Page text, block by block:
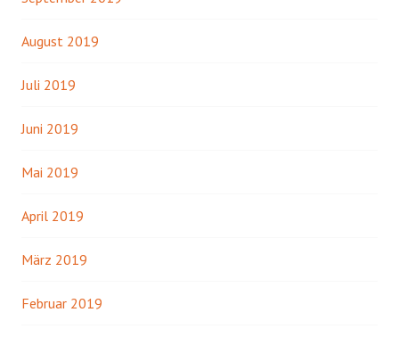
August 2019
Juli 2019
Juni 2019
Mai 2019
April 2019
März 2019
Februar 2019